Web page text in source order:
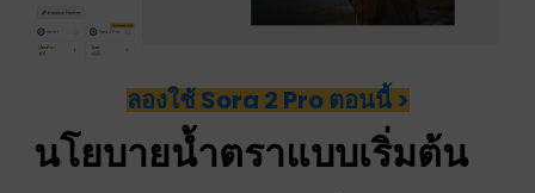
ลองใช้ Sora 2 Pro ตอนนี้ >
นโยบายน้ำตราแบบเริ่มต้น